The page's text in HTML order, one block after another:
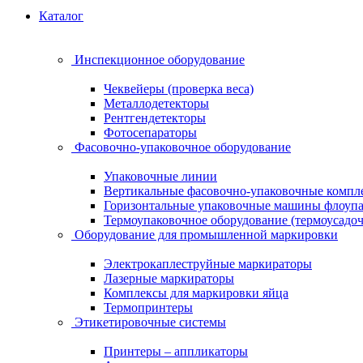
Каталог
Инспекционное оборудование
Чеквейеры (проверка веса)
Металлодетекторы
Рентгендетекторы
Фотосепараторы
Фасовочно-упаковочное оборудование
Упаковочные линии
Вертикальные фасовочно-упаковочные
Горизонтальные упаковочные машины
Термоупаковочное оборудование
Оборудование для промышленной маркировки
Электрокаплеструйные маркираторы
Лазерные маркираторы
Комплексы для маркировки яйца
Термопринтеры
Этикетировочные системы
Принтеры – аппликаторы